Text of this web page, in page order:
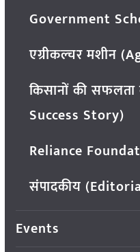
Government
एग्रीकल्चर मशीन
किसानों की
Success Story)
Reliance
संपादकीय
Events